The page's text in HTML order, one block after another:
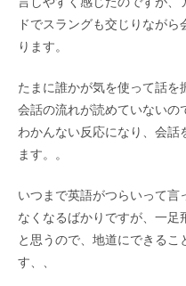
ドでスラングも交じりなが
ります。
たまに誰かが気を使って話
会話の流れが読めていない
わかんない反応になり、会話
ます。。
いつまで英語がつらいって
なくなるばかりですが、一
と思うので、地道にできるこ
す、、